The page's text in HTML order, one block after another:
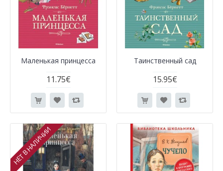
Маленькая принцесса
11.75€
Таинственный сад
15.95€
НЕТ В НАЛИЧИИ